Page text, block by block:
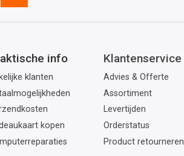
info
klanten
kopen
Klantenservice
Advies & Offerte
Assortiment
Levertijden
Orderstatus
Product retourneren